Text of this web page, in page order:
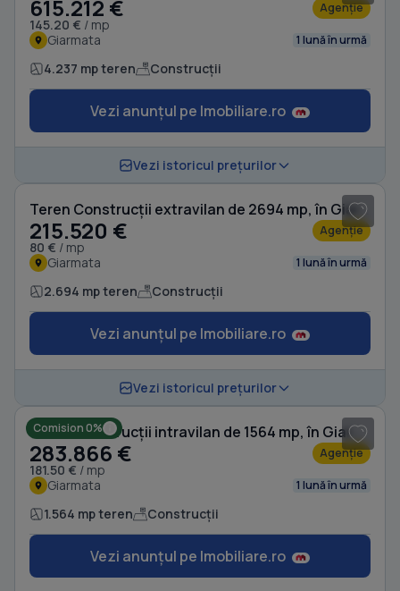
615.212 €
145.20 € / mp
Agenție
Giarmata 1 lună în urmă
4.237 mp teren Construcții
Vezi anunțul pe Imobiliare.ro
Vezi istoricul prețurilor
Teren Construcții extravilan de 2694 mp, în Giarmata
215.520 €
80 € / mp
Agenție
Giarmata 1 lună în urmă
2.694 mp teren Construcții
Vezi anunțul pe Imobiliare.ro
Vezi istoricul prețurilor
Comision 0% Teren Construcții intravilan de 1564 mp, în Giarmata
283.866 €
181.50 € / mp
Agenție
Giarmata 1 lună în urmă
1.564 mp teren Construcții
Vezi anunțul pe Imobiliare.ro